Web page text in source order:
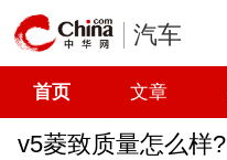
汽车
首页 文章
v5菱致质量怎么样?